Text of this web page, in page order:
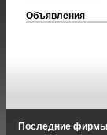
Объявления
Последние фирмы